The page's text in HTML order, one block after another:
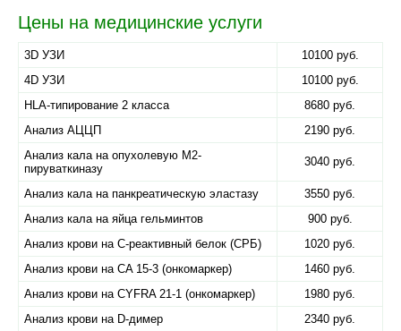
Цены на медицинские услуги
3D УЗИ
10100 руб.
4D УЗИ
10100 руб.
HLA-типирование 2 класса
8680 руб.
Анализ АЦЦП
2190 руб.
Анализ кала на опухолевую М2-
пируваткиназу
3040 руб.
Анализ кала на панкреатическую эластазу
3550 руб.
Анализ кала на яйца гельминтов
900 руб.
Анализ крови на C-реактивный белок (СРБ)
1020 руб.
Анализ крови на CA 15-3 (онкомаркер)
1460 руб.
Анализ крови на CYFRA 21-1 (онкомаркер)
1980 руб.
Анализ крови на D-димер
2340 руб.